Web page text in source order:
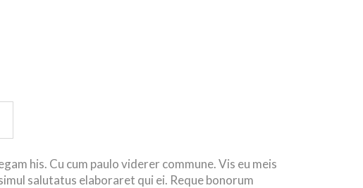
his. Cu cum paulo viderer commune. Vis eu meis
salutatus elaboraret qui ei. Reque bonorum